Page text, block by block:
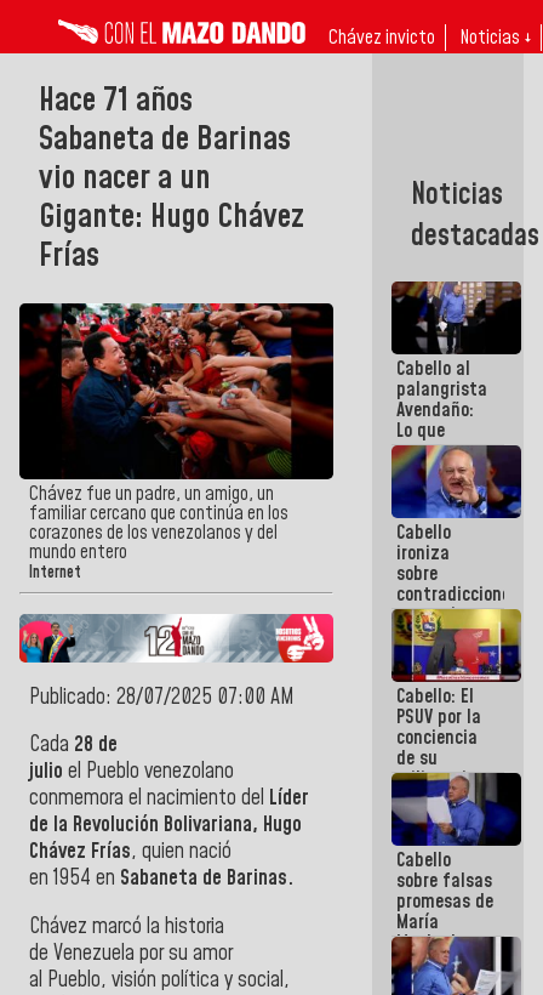
Chávez invicto Noticias ↓
Hace 71 años
Sabaneta de Barinas
vio nacer a un
Gigante: Hugo Chávez
Frías
Chávez fue un padre, un amigo, un
familiar cercano que continúa en los
corazones de los venezolanos y del
mundo entero
Internet
Publicado: 28/07/2025 07:00 AM
Cada 28 de
julio el Pueblo venezolano
conmemora el nacimiento del Líder
de la Revolución Bolivariana, Hugo
Chávez Frías, quien nació
en 1954 en Sabaneta de Barinas.
Chávez marcó la historia
de Venezuela por su amor
al Pueblo, visión política y social,
Noticias
destacadas
Cabello al
palangrista
Avendaño:
Lo que
vayas a
escribir
hazlo hoy
por que no
sabemos si
la semana
que viene
hay
programa
Cabello
ironiza
sobre
contradicciones
y mentiras
de María
Machado:
¡Créanle!
Cabello: El
PSUV por la
conciencia
de su
militancia
es la
organización
política más
sólida de
Venezuela
Cabello
sobre falsas
promesas de
María
Machado:
¿Quién le
puede creer?